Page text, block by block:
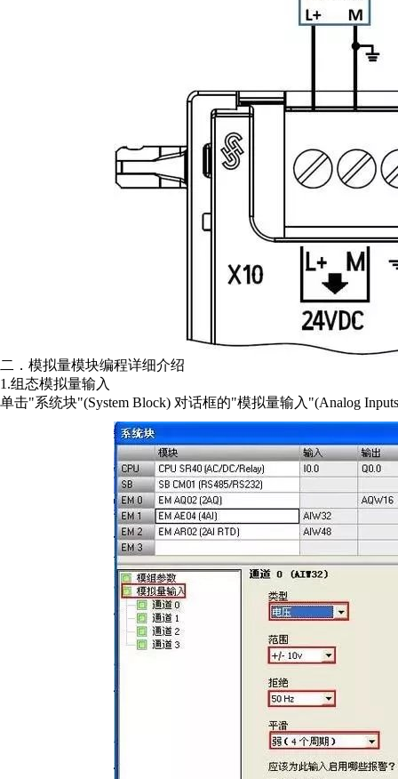
二．模拟量模块编程详细介绍
1.组态模拟量输入
单击"系统块"(System Block) 对话框的"模拟量输入"(Analog